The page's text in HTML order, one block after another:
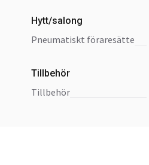
Hytt/salong
pneumatiskt föraresätte
Tillbehör
tillbehör